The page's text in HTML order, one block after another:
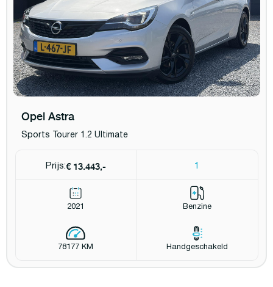
Opel Astra
Sports Tourer 1.2 Ultimate
Prijs:€ 13.443,- 1
2021 Benzine
78177 KM Handgeschakeld